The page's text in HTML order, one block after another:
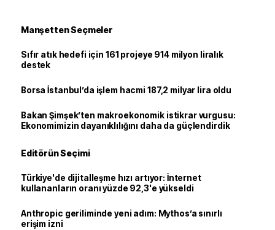
Manşetten Seçmeler
Sıfır atık hedefi için 161 projeye 914 milyon liralık
destek
Borsa İstanbul’da işlem hacmi 187,2 milyar lira oldu
Bakan Şimşek’ten makroekonomik istikrar vurgusu:
Ekonomimizin dayanıklılığını daha da güçlendirdik
Editörün Seçimi
Türkiye'de dijitalleşme hızı artıyor: İnternet
kullananların oranı yüzde 92,3'e yükseldi
Anthropic geriliminde yeni adım: Mythos’a sınırlı
erişim izni